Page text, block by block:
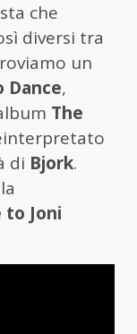
che
diversi tra
un
Dance,
The
di Bjork.
Joni